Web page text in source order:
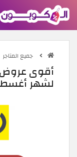
جميع المتاجر
أقوى عروض
لشهر أغسطس